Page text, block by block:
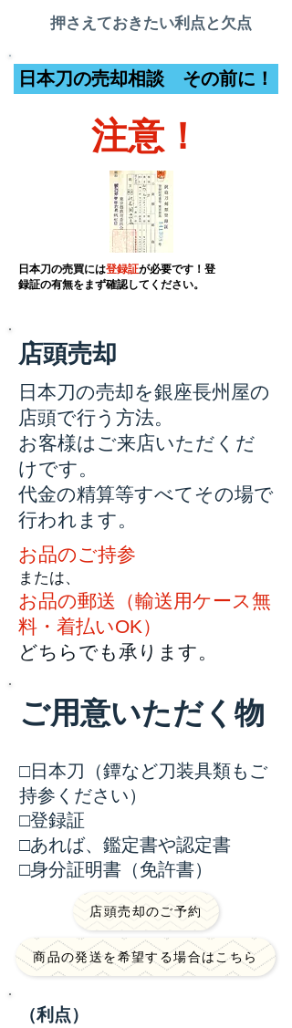
押さえておきたい利点と欠点
日本刀の売却相談 その前に！
注意！
日本刀の売買には登録証が必要です！ ​登
録証の有無をまず確認してください。
店頭売却
日本刀の売却を銀座長州屋の
店頭で行う方法。
お客様はご来店いただくだ
けです。
代金の精算等すべてその場で
行われます。
お品のご持参
または、
お品の郵送（輸送用ケース無
料・着払いOK）
どちらでも承ります。
ご用意いただく物
□日本刀（鐔など刀装具類もご
持参ください）
□登録証
□あれば、鑑定書や認定書
□身分証明書（免許書）
店頭売却のご予約
商品の発送を希望する場合はこちら
​（利点）